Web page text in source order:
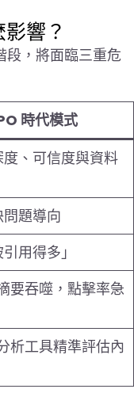
響？
段，將面臨三重危
時代模式
、可信度與資料
題導向
用得多」
要吞噬，點擊率急
析工具精準評估內